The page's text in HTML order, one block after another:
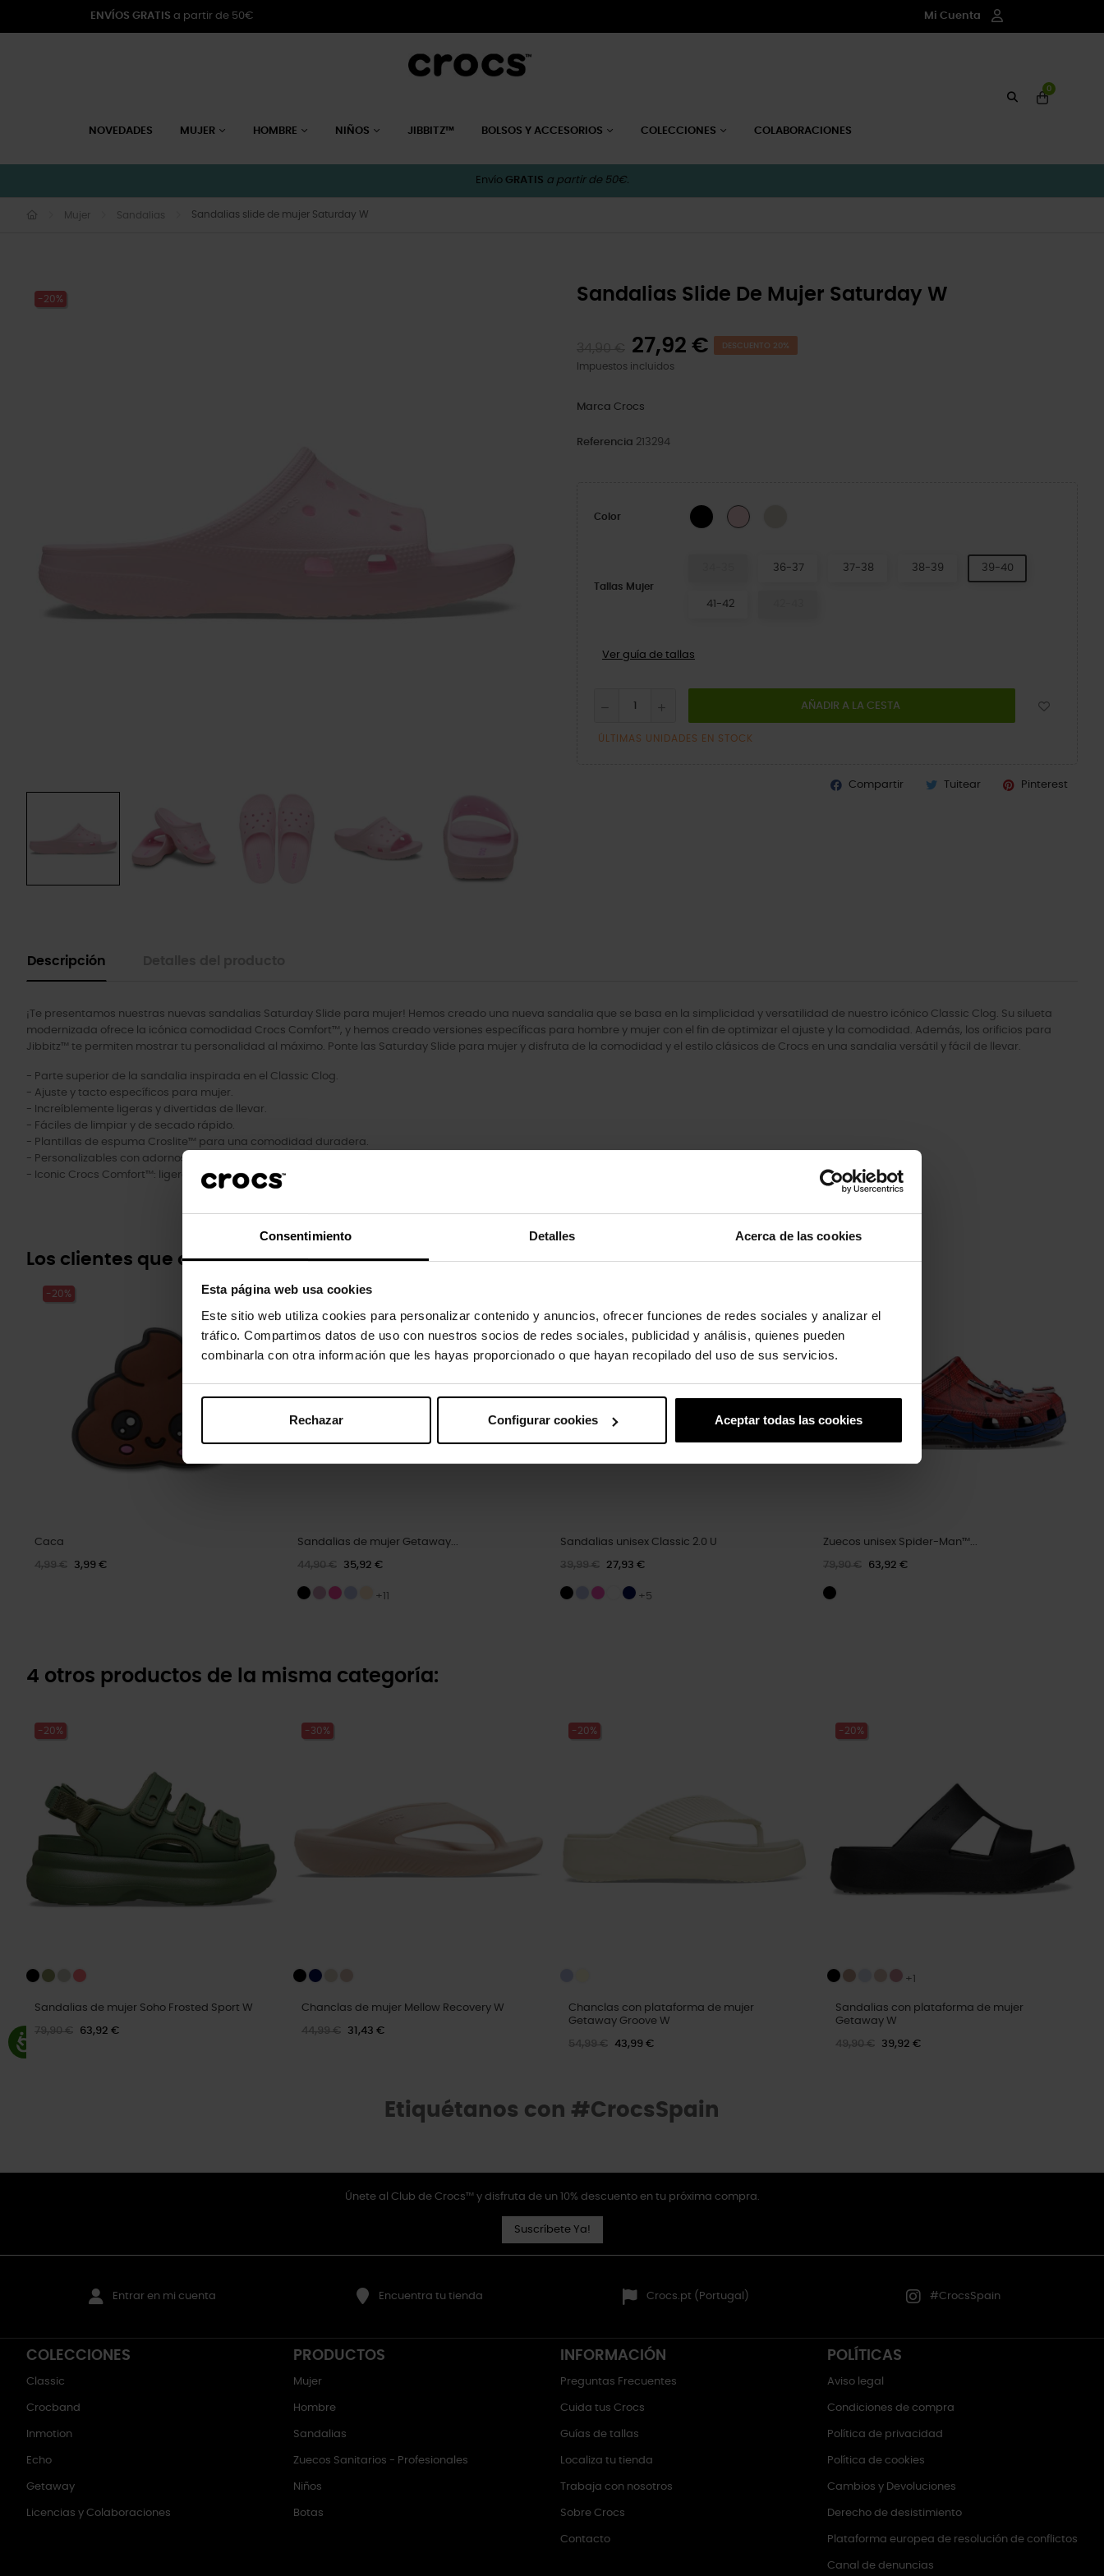
Consentimiento Detalles Acerca de las cookies
Esta página web usa cookies
Este sitio web utiliza cookies para personalizar contenido y anuncios, ofrecer funciones de redes sociales y analizar el
tráfico. Compartimos datos de uso con nuestros socios de redes sociales, publicidad y análisis, quienes pueden
combinarla con otra información que les hayas proporcionado o que hayan recopilado del uso de sus servicios.
Rechazar Configurar cookies Aceptar todas las cookies
ENVÍOS GRATIS a partir de 50€ Mi Cuenta
NOVEDADES MUJER HOMBRE NIÑOS JIBBITZ™ BOLSOS Y ACCESORIOS COLECCIONES COLABORACIONES
0
Envío GRATIS a partir de 50€.
Mujer Sandalias Sandalias slide de mujer Saturday W
-20% Sandalias Slide De Mujer Saturday W
27,92 € DESCUENTO 20%
Impuestos incluidos
Marca Crocs
Referencia 213294
Color Black Pink Milk
Tallas Mujer
36-37 37-38 38-39 39-40
41-42
Ver guía de tallas
AÑADIR A LA CESTA
ÚLTIMAS UNIDADES EN STOCK
Compartir Tuitear Pinterest
Descripción
¡Te presentamos nuestras nuevas sandalias Saturday Slide para mujer! Hemos creado una nueva sandalia que se basa en la simplicidad y versatilidad de nuestro icónico Classic Clog. Su silueta
modernizada ofrece la icónica comodidad Crocs Comfort™, y hemos creado versiones específicas para hombre y mujer con el fin de optimizar el ajuste y la comodidad. Además, los orificios para
Jibbitz™ te permiten mostrar tu personalidad al máximo. Ponte las Saturday Slide para mujer y disfruta de la comodidad y el estilo clásicos de Crocs en una sandalia versátil y fácil de llevar.
- Parte superior de la sandalia inspirada en el Classic Clog.
- Ajuste y tacto específicos para mujer.
- Increíblemente ligeras y divertidas de llevar.
- Fáciles de limpiar y de secado rápido.
- Plantillas de espuma Croslite™ para una comodidad duradera.
- Personalizables con adornos Jibbitz™.
- Iconic Crocs Comfort™: ligeras, flexibles y con comodidad en 360 grados.
Los clientes que compraron este producto también han comprado:
-20%
Caca
4,99 € 3,99 €
-20%
Sandalias de mujer Getaway...
44,90 € 35,92 €
+11
Sandalias unisex Classic 2.0 U
39,99 € 27,93 €
+5
Zuecos unisex Spider-Man™...
79,90 € 63,92 €
4 otros productos de la misma categoría:
-20%
Sandalias de mujer Soho Frosted Sport W
79,90 € 63,92 €
-30%
Chanclas de mujer Mellow Recovery W
44,99 € 31,43 €
-20%
Chanclas con plataforma de mujer
Getaway Groove W
54,99 € 43,99 €
-20%
+1
Sandalias con plataforma de mujer
Getaway W
49,90 € 39,92 €
Etiquétanos con #CrocsSpain
Únete al Club de Crocs™ y disfruta de un 10% descuento en tu próxima compra.
Suscríbete Ya!
Entrar en mi cuenta Encuentra tu tienda Crocs.pt (Portugal) #CrocsSpain
COLECCIONES
Classic
Crocband
Inmotion
Echo
Getaway
Licencias y Colaboraciones
PRODUCTOS
Mujer
Hombre
Sandalias
Zuecos Sanitarios - Profesionales
Niños
Botas
INFORMACIÓN
Preguntas Frecuentes
Cuida tus Crocs
Guías de tallas
Localiza tu tienda
Trabaja con nosotros
Sobre Crocs
Contacto
POLÍTICAS
Aviso legal
Condiciones de compra
Política de privacidad
Política de cookies
Cambios y Devoluciones
Derecho de desistimiento
Plataforma europea de resolución de conflictos
Canal de denuncias